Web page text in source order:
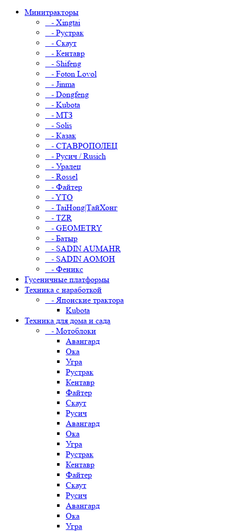
Минитракторы
- Xingtai
- Рустрак
- Скаут
- Кентавр
- Shifeng
- Foton Lovol
- Jinma
- Dongfeng
- Kubota
- МТЗ
- Solis
- Казак
- СТАВРОПОЛЕЦ
- Русич / Rusich
- Уралец
- Rossel
- Файтер
- YTO
- TaiHong|ТайХонг
- TZR
- GEOMETRY
- Батыр
- SADIN AUMAHR
- SADIN AOMOH
- Феникс
Гусеничные платформы
Техника с наработкой
- Японские трактора
Kubota
Техника для дома и сада
- Мотоблоки
Авангард
Ока
Угра
Рустрак
Кентавр
Файтер
Скаут
Русич
Авангард
Ока
Угра
Рустрак
Кентавр
Файтер
Скаут
Русич
Авангард
Ока
Угра